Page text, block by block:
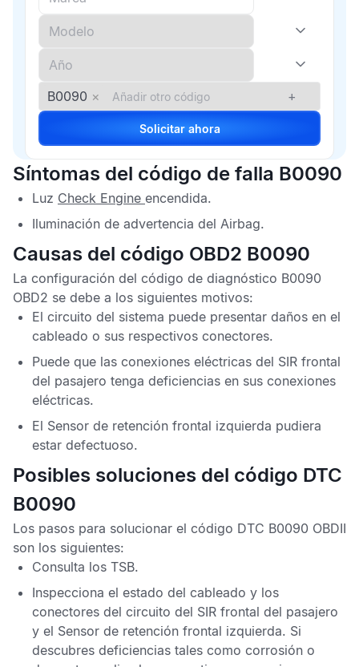
B0090 × +
Solicitar ahora
Síntomas del código de falla B0090
Luz Check Engine encendida.
Iluminación de advertencia del Airbag.
Causas del código OBD2 B0090
La configuración del código de diagnóstico B0090
OBD2 se debe a los siguientes motivos:
El circuito del sistema puede presentar daños en el
cableado o sus respectivos conectores.
Puede que las conexiones eléctricas del SIR frontal
del pasajero tenga deficiencias en sus conexiones
eléctricas.
El Sensor de retención frontal izquierda pudiera
estar defectuoso.
Posibles soluciones del código DTC
B0090
Los pasos para solucionar el código DTC B0090 OBDII
son los siguientes:
Consulta los TSB.
Inspecciona el estado del cableado y los
conectores del circuito del SIR frontal del pasajero
y el Sensor de retención frontal izquierda. Si
descubres deficiencias tales como corrosión o